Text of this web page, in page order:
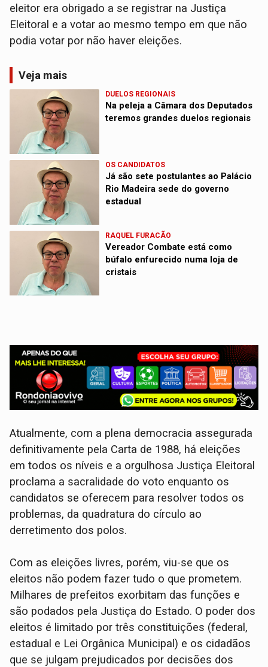
eleitor era obrigado a se registrar na Justiça
Eleitoral e a votar ao mesmo tempo em que não
podia votar por não haver eleições.
Veja mais
DUELOS REGIONAIS
Na peleja a Câmara dos Deputados
teremos grandes duelos regionais
OS CANDIDATOS
Já são sete postulantes ao Palácio
Rio Madeira sede do governo
estadual
RAQUEL FURACÃO
Vereador Combate está como
búfalo enfurecido numa loja de
cristais
Atualmente, com a plena democracia assegurada
definitivamente pela Carta de 1988, há eleições
em todos os níveis e a orgulhosa Justiça Eleitoral
proclama a sacralidade do voto enquanto os
candidatos se oferecem para resolver todos os
problemas, da quadratura do círculo ao
derretimento dos polos.
Com as eleições livres, porém, viu-se que os
eleitos não podem fazer tudo o que prometem.
Milhares de prefeitos exorbitam das funções e
são podados pela Justiça do Estado. O poder dos
eleitos é limitado por três constituições (federal,
estadual e Lei Orgânica Municipal) e os cidadãos
que se julgam prejudicados por decisões dos